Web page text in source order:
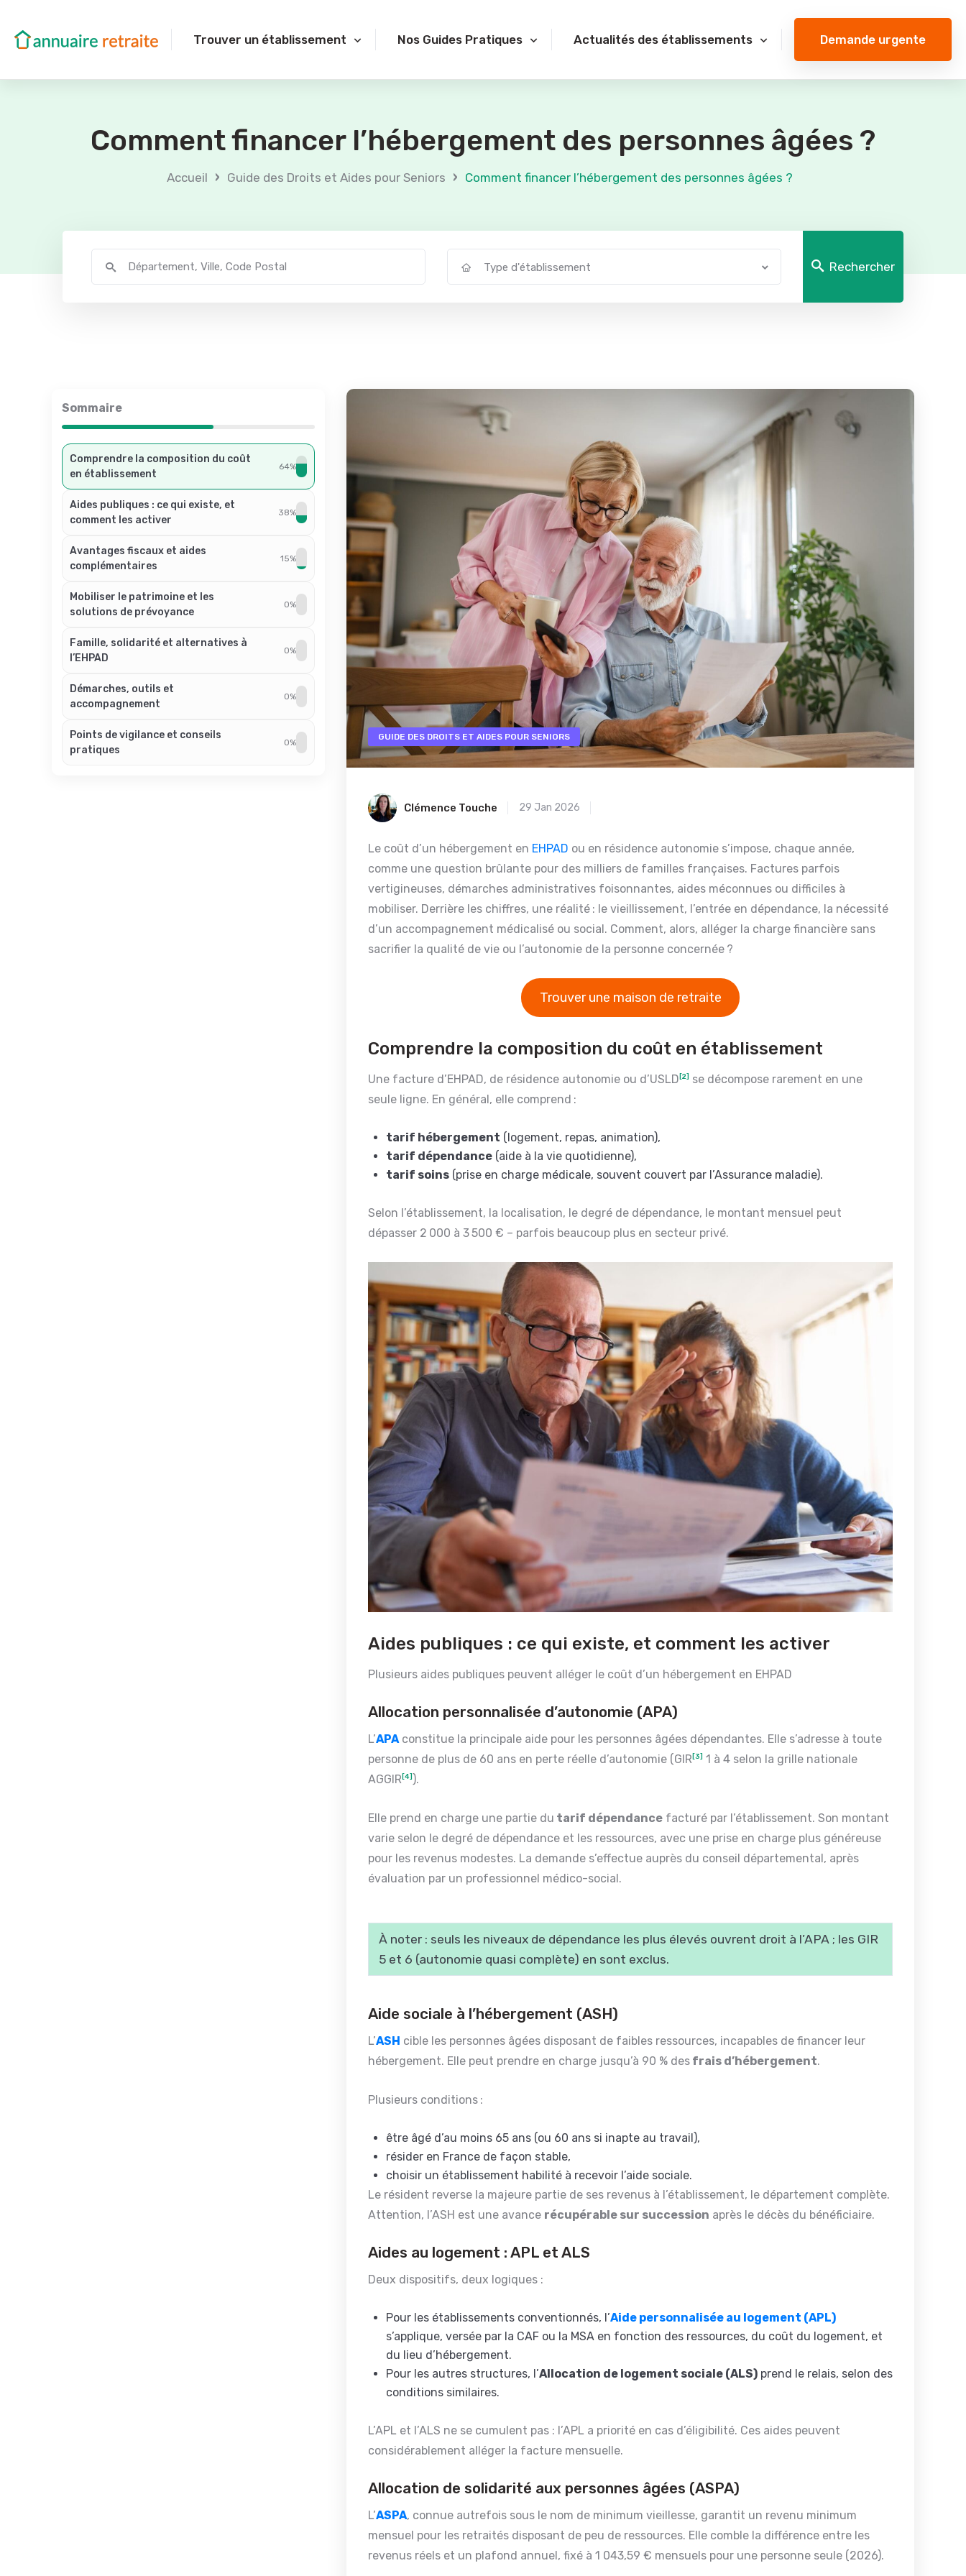
Trouver un établissement Nos Guides Pratiques Actualités des établissements Demande urgente
Comment financer l’hébergement des personnes âgées ?
Accueil › Guide des Droits et Aides pour Seniors › Comment financer l’hébergement des personnes âgées ?
Type d'établissement Rechercher
Sommaire
Comprendre la composition du coût
en établissement
64%
Aides publiques : ce qui existe, et
comment les activer
38%
Avantages fiscaux et aides
complémentaires
15%
Mobiliser le patrimoine et les
solutions de prévoyance
0%
Famille, solidarité et alternatives à
l’EHPAD
0%
Démarches, outils et
accompagnement
0%
Points de vigilance et conseils
pratiques
0%
GUIDE DES DROITS ET AIDES POUR SENIORS
Clémence Touche 29 Jan 2026
Le coût d’un hébergement en EHPAD ou en résidence autonomie s’impose, chaque année,
comme une question brûlante pour des milliers de familles françaises. Factures parfois
vertigineuses, démarches administratives foisonnantes, aides méconnues ou difficiles à
mobiliser. Derrière les chiffres, une réalité : le vieillissement, l’entrée en dépendance, la nécessité
d’un accompagnement médicalisé ou social. Comment, alors, alléger la charge financière sans
sacrifier la qualité de vie ou l’autonomie de la personne concernée ?
Trouver une maison de retraite
Comprendre la composition du coût en établissement
Une facture d’EHPAD, de résidence autonomie ou d’USLD [2] se décompose rarement en une
seule ligne. En général, elle comprend :
tarif hébergement (logement, repas, animation),
tarif dépendance (aide à la vie quotidienne),
tarif soins (prise en charge médicale, souvent couvert par l’Assurance maladie).
Selon l’établissement, la localisation, le degré de dépendance, le montant mensuel peut
dépasser 2 000 à 3 500 € – parfois beaucoup plus en secteur privé.
Aides publiques : ce qui existe, et comment les activer
Plusieurs aides publiques peuvent alléger le coût d’un hébergement en EHPAD
Allocation personnalisée d’autonomie (APA)
L’APA constitue la principale aide pour les personnes âgées dépendantes. Elle s’adresse à toute
personne de plus de 60 ans en perte réelle d’autonomie (GIR [3] 1 à 4 selon la grille nationale
AGGIR [4] ).
Elle prend en charge une partie du tarif dépendance facturé par l’établissement. Son montant
varie selon le degré de dépendance et les ressources, avec une prise en charge plus généreuse
pour les revenus modestes. La demande s’effectue auprès du conseil départemental, après
évaluation par un professionnel médico-social.
À noter : seuls les niveaux de dépendance les plus élevés ouvrent droit à l’APA ; les GIR
5 et 6 (autonomie quasi complète) en sont exclus.
Aide sociale à l’hébergement (ASH)
L’ASH cible les personnes âgées disposant de faibles ressources, incapables de financer leur
hébergement. Elle peut prendre en charge jusqu’à 90 % des frais d’hébergement.
Plusieurs conditions :
être âgé d’au moins 65 ans (ou 60 ans si inapte au travail),
résider en France de façon stable,
choisir un établissement habilité à recevoir l’aide sociale.
Le résident reverse la majeure partie de ses revenus à l’établissement, le département complète.
Attention, l’ASH est une avance récupérable sur succession après le décès du bénéficiaire.
Aides au logement : APL et ALS
Deux dispositifs, deux logiques :
Pour les établissements conventionnés, l’Aide personnalisée au logement (APL)
s’applique, versée par la CAF ou la MSA en fonction des ressources, du coût du logement, et
du lieu d’hébergement.
Pour les autres structures, l’Allocation de logement sociale (ALS) prend le relais, selon des
conditions similaires.
L’APL et l’ALS ne se cumulent pas : l’APL a priorité en cas d’éligibilité. Ces aides peuvent
considérablement alléger la facture mensuelle.
Allocation de solidarité aux personnes âgées (ASPA)
L’ASPA, connue autrefois sous le nom de minimum vieillesse, garantit un revenu minimum
mensuel pour les retraités disposant de peu de ressources. Elle comble la différence entre les
revenus réels et un plafond annuel, fixé à 1 043,59 € mensuels pour une personne seule (2026).